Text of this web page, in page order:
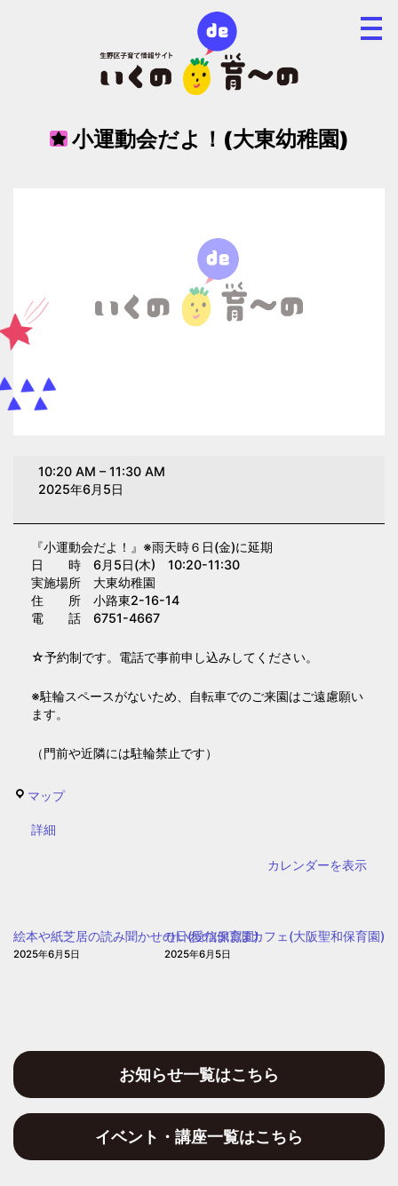
小運動会だよ！(大東幼稚園)
よ！
10:20 AM –11:30 AM
2025年6月5日
『小運動会だよ！』 ※雨天時６日(金)に延期
日 時 6月5日(木) 10:20-11:30
実施場所 大東幼稚園
住 所 小路東2-16-14
電 話 6751-4667
☆予約制です。電話で事前申し込みしてください。
※駐輪スペースがないため、自転車でのご来園はご遠慮願い
ます。
（門前や近隣には駐輪禁止です）
マップ大
{title}
詳細
カレンダーを表示
絵本や紙芝居の読み聞かせの日(愛信保育園)
2025年6月5日
せいわのぽぽぽカフェ(大阪聖和保育園)
2025年6月5日
お知らせ一覧はこちら
イベント・講座一覧はこちら